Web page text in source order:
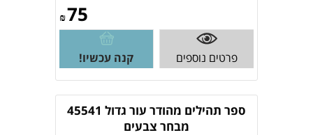
₪75
פרטים נוספים קנה עכשיו!
ספר תהילים מהודר עור גדול 45541
מבחר צבעים